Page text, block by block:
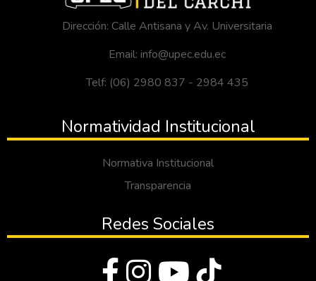
Dirección: Calle Antisana y Av. Universitaria
Email: info@upec.edu.ec
Telf: (06) 2980 837 - 2984 435
Normatividad Institucional
Normativa Institucional
Transparencia
Redes Sociales